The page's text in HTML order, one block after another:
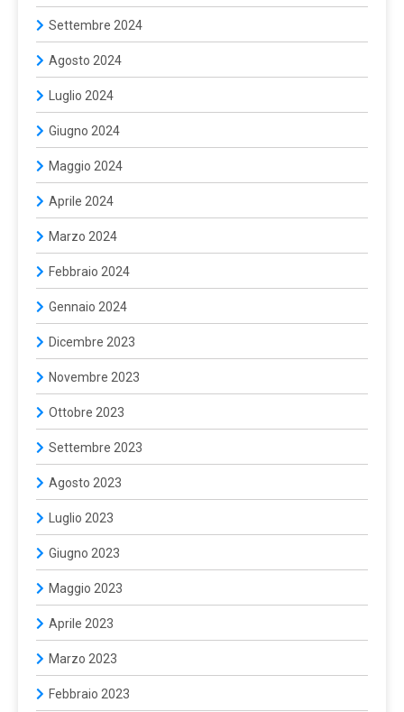
Settembre 2024
Agosto 2024
Luglio 2024
Giugno 2024
Maggio 2024
Aprile 2024
Marzo 2024
Febbraio 2024
Gennaio 2024
Dicembre 2023
Novembre 2023
Ottobre 2023
Settembre 2023
Agosto 2023
Luglio 2023
Giugno 2023
Maggio 2023
Aprile 2023
Marzo 2023
Febbraio 2023